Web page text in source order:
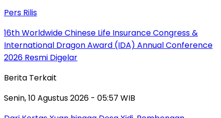
Pers Rilis
16th Worldwide Chinese Life Insurance Congress &
International Dragon Award (IDA) Annual Conference
2026 Resmi Digelar
Berita Terkait
Senin, 10 Agustus 2026 - 05:57 WIB